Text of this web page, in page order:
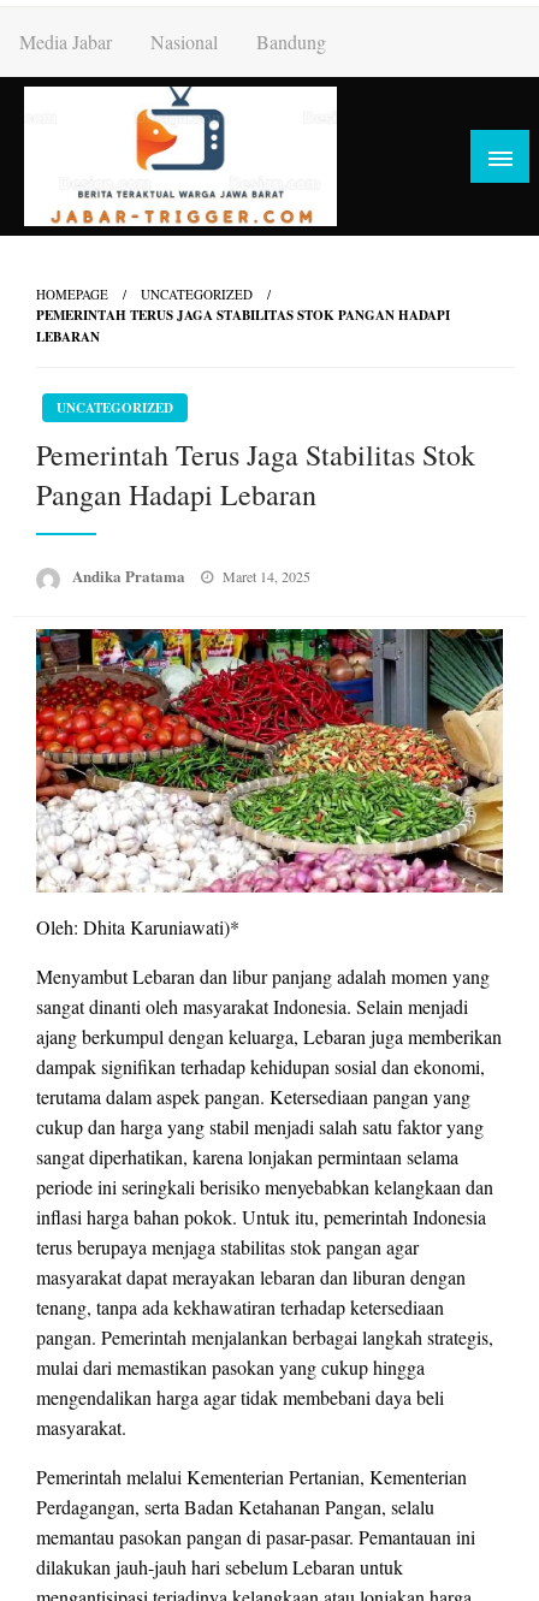
content
Media Jabar Nasional Bandung
HOMEPAGE UNCATEGORIZED
PEMERINTAH TERUS JAGA STABILITAS STOK PANGAN HADAPI
LEBARAN
UNCATEGORIZED
Pemerintah Terus Jaga Stabilitas Stok
Pangan Hadapi Lebaran
Andika Pratama
Posted
Maret 14, 2025
Oleh: Dhita Karuniawati)*
Menyambut Lebaran dan libur panjang adalah momen yang
sangat dinanti oleh masyarakat Indonesia. Selain menjadi
ajang berkumpul dengan keluarga, Lebaran juga memberikan
dampak signifikan terhadap kehidupan sosial dan ekonomi,
terutama dalam aspek pangan. Ketersediaan pangan yang
cukup dan harga yang stabil menjadi salah satu faktor yang
sangat diperhatikan, karena lonjakan permintaan selama
periode ini seringkali berisiko menyebabkan kelangkaan dan
inflasi harga bahan pokok. Untuk itu, pemerintah Indonesia
terus berupaya menjaga stabilitas stok pangan agar
masyarakat dapat merayakan lebaran dan liburan dengan
tenang, tanpa ada kekhawatiran terhadap ketersediaan
pangan. Pemerintah menjalankan berbagai langkah strategis,
mulai dari memastikan pasokan yang cukup hingga
mengendalikan harga agar tidak membebani daya beli
masyarakat.
Pemerintah melalui Kementerian Pertanian, Kementerian
Perdagangan, serta Badan Ketahanan Pangan, selalu
memantau pasokan pangan di pasar-pasar. Pemantauan ini
dilakukan jauh-jauh hari sebelum Lebaran untuk